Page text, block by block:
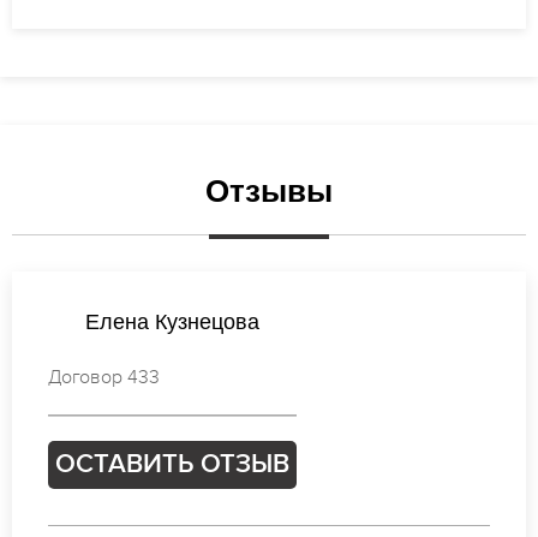
Отзывы
Екатерина Петрова
Договор 504
ОСТАВИТЬ ОТЗЫВ